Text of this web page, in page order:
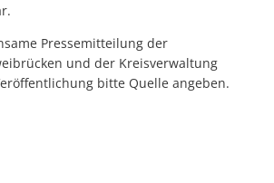
Pressemitteilung der
und der Kreisverwaltung
bitte Quelle angeben.